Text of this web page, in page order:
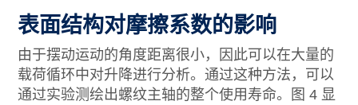
表面结构对摩擦系数的影响
由于摆动运动的角度距离很小，因此可以在大量的
载荷循环中对升降进行分析。通过这种方法，可以
通过实验测绘出螺纹主轴的整个使用寿命。图 4 显